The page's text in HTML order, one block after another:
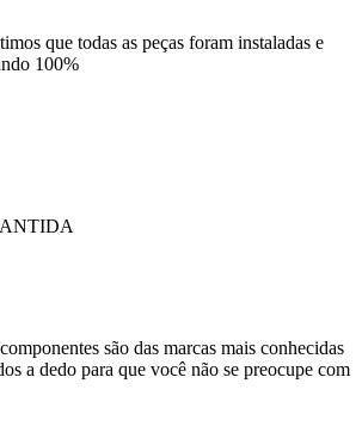
que todas as peças foram instaladas e
100%
são das marcas mais conhecidas
a dedo para que você não se preocupe com